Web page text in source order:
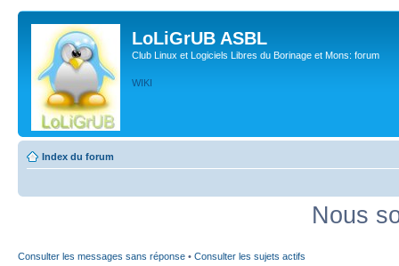
LoLiGrUB ASBL
Club Linux et Logiciels Libres du Borinage et Mons: forum
WIKI
Index du forum
Nous
Consulter les messages sans réponse • Consulter les sujets actifs